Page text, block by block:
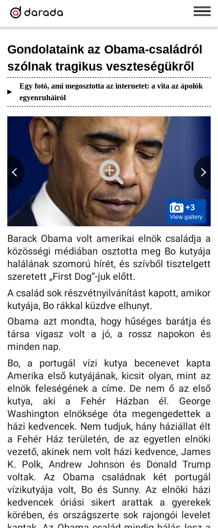
Gondolataink az Obama-családról
szólnak tragikus veszteségükről
Egy fotó, ami megosztotta az internetet: a vita az ápolók
egyenruháiról
+3
View gallery
Barack Obama volt amerikai elnök családja a
közösségi médiában osztotta meg Bo kutyája
halálának szomorú hírét, és szívből tisztelgett
szeretett „First Dog”-juk előtt.
A család sok részvétnyilvánítást kapott, amikor
kutyája, Bo rákkal küzdve elhunyt.
Obama azt mondta, hogy hűséges barátja és
társa vigasz volt a jó, a rossz napokon és
minden nap.
Bo, a portugál vízi kutya becenevet kapta
Amerika első kutyájának, kicsit olyan, mint az
elnök feleségének a címe. De nem ő az első
kutya, aki a Fehér Házban él. George
Washington elnöksége óta megengedettek a
házi kedvencek. Nem tudjuk, hány háziállat élt
a Fehér Ház területén, de az egyetlen elnöki
vezető, akinek nem volt házi kedvence, James
K. Polk, Andrew Johnson és Donald Trump
voltak. Az Obama családnak két portugál
vízikutyája volt, Bo és Sunny. Az elnöki házi
kedvencek óriási sikert arattak a gyerekek
körében, és országszerte sok rajongói levelet